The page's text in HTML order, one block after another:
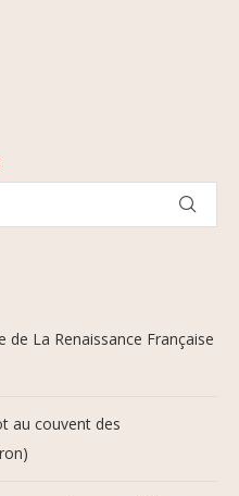
La Renaissance Française
au couvent des